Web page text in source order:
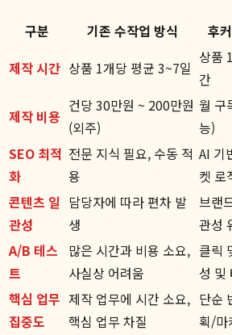
구분 기존 수작업 방식
후
제작 시간 상품 1개당 평균 3~7일
상품
간
제작 비용
건당 30만원 ~ 200만원
(외주)
월 구
능)
SEO 최적
화
전문 지식 필요, 수동 적
용
AI 기
켓 로
콘텐츠 일
관성
담당자에 따라 편차 발
생
브랜
관성
A/B 테스
트
많은 시간과 비용 소요,
사실상 어려움
클릭
성 및
핵심 업무
집중도
제작 업무에 시간 소요,
핵심 업무 차질
단순
획/마